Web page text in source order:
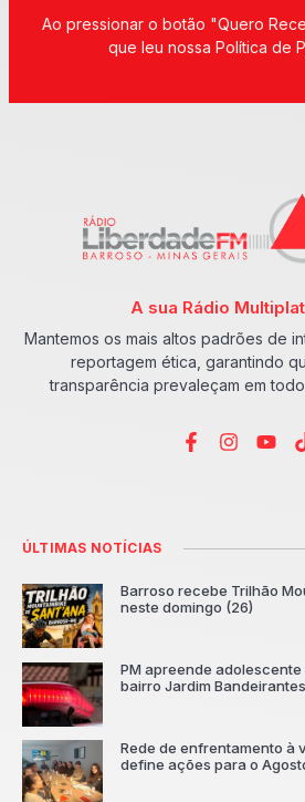
Ao pressionar o botão "Quero
que leu nossa Política de
A sua Rádio
Mantemos os mais altos padrões de
reportagem ética, garantindo
transparência prevaleçam em
ÚLTIMAS NOTÍCIAS
Barroso recebe Trilhão
neste domingo (26)
PM apreende
bairro Jardim
Rede de enfrentamento à
define ações para o